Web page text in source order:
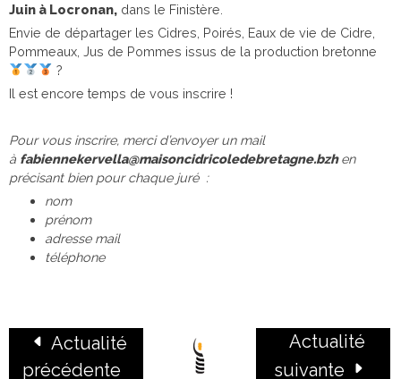
Juin à Locronan,dans le Finistère.
Envie de départager les Cidres, Poirés, Eaux de vie de Cidre,
Pommeaux, Jus de Pommes issus de la production bretonne
?
Il est encore temps de vous inscrire !
Pour vous inscrire, merci d’envoyer un mail
à fabiennekervella@maisoncidricoledebretagne.bzhen
précisant bien pour chaque juré :
nom
prénom
adresse mail
téléphone
Actualité
précédente
Actualité
suivante